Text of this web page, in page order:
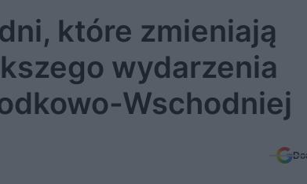
które zmieniają
wydarzenia
Wschodniej